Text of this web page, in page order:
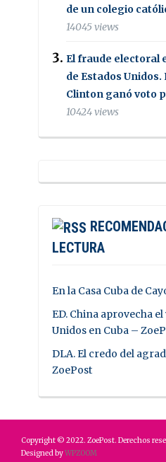
de un colegio
14045 views
El fraude electoral
de Estados
Clinton ganó voto
10424 views
LECTURA
En la Casa Cuba de
ED. China aprovecha
Unidos en Cuba –
DLA. El credo del
ZoePost
Copyright © 2022. ZoePost. Derechos
Designed byWPZOOM